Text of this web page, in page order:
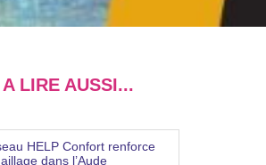
A LIRE AUSSI...
HELP Confort renforce
dans l’Aude